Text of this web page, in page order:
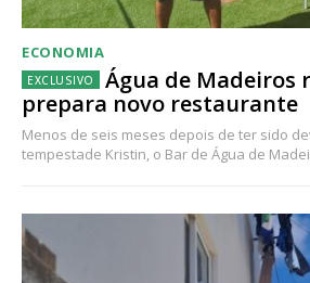
ECONOMIA
Água de Madeiros
prepara novo restaurante
Menos de seis meses depois de ter sido
tempestade Kristin, o Bar de Água de